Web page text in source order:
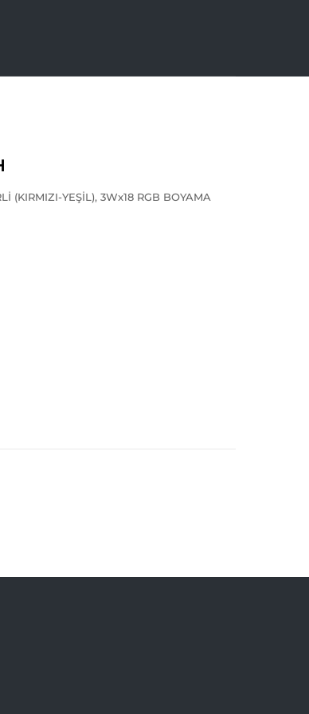
(KIRMIZI-YEŞİL), 3Wx18 RGB BOYAMA